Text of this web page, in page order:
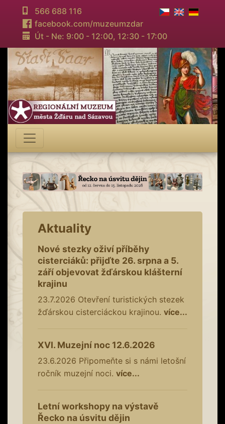
566 688 116
facebook.com/muzeumzdar
Út - Ne: 9:00 - 12:00, 12:30 - 17:00
Aktuality
Nové stezky oživí příběhy
cisterciáků: přijďte 26. srpna a 5.
září objevovat žďárskou klášterní
krajinu
23.7.2026 Otevření turistických stezek
žďárskou cisterciáckou krajinou. více...
XVI. Muzejní noc 12.6.2026
23.6.2026 Připomeňte si s námi letošní
ročník muzejní noci. více...
Letní workshopy na výstavě
Řecko na úsvitu dějin